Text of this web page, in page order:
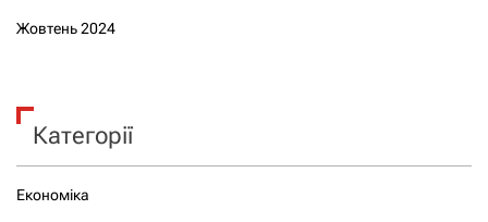
Жовтень 2024
Категорії
Економіка